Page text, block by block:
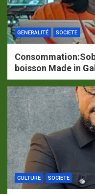
GENERALITÉ SOCIETE
boisson Made in
CULTURE SOCIETE